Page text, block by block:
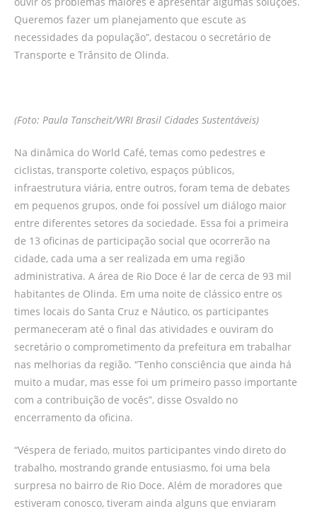
Queremos fazer um planejamento que escute as
necessidades da população”, destacou o secretário de
Transporte e Trânsito de Olinda.
(Foto: Paula Tanscheit/WRI Brasil Cidades Sustentáveis)
Na dinâmica do World Café, temas como pedestres e
ciclistas, transporte coletivo, espaços públicos,
infraestrutura viária, entre outros, foram tema de debates
em pequenos grupos, onde foi possível um diálogo maior
entre diferentes setores da sociedade. Essa foi a primeira
de 13 oficinas de participação social que ocorrerão na
cidade, cada uma a ser realizada em uma região
administrativa. A área de Rio Doce é lar de cerca de 93 mil
habitantes de Olinda. Em uma noite de clássico entre os
times locais do Santa Cruz e Náutico, os participantes
permaneceram até o final das atividades e ouviram do
secretário o comprometimento da prefeitura em trabalhar
nas melhorias da região. “Tenho consciência que ainda há
muito a mudar, mas esse foi um primeiro passo importante
com a contribuição de vocês”, disse Osvaldo no
encerramento da oficina.
“Véspera de feriado, muitos participantes vindo direto do
trabalho, mostrando grande entusiasmo, foi uma bela
surpresa no bairro de Rio Doce. Além de moradores que
estiveram conosco, tiveram ainda alguns que enviaram